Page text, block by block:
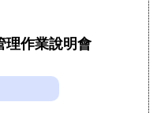
理作業說明會